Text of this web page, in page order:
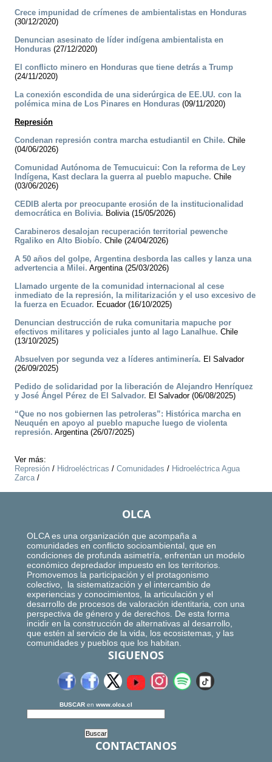
Crece impunidad de crímenes de ambientalistas en Honduras
(30/12/2020)
Denuncian asesinato de líder indígena ambientalista en
Honduras (27/12/2020)
El conflicto minero en Honduras que tiene detrás a Trump
(24/11/2020)
La conexión escondida de una siderúrgica de EE.UU. con la
polémica mina de Los Pinares en Honduras (09/11/2020)
Represión
Condenan represión contra marcha estudiantil en Chile. Chile
(04/06/2026)
Comunidad Autónoma de Temucuicui: Con la reforma de Ley
Indígena, Kast declara la guerra al pueblo mapuche. Chile
(03/06/2026)
CEDIB alerta por preocupante erosión de la institucionalidad
democrática en Bolivia. Bolivia (15/05/2026)
Carabineros desalojan recuperación territorial pewenche
Rgaliko en Alto Biobío. Chile (24/04/2026)
A 50 años del golpe, Argentina desborda las calles y lanza una
advertencia a Milei. Argentina (25/03/2026)
Llamado urgente de la comunidad internacional al cese
inmediato de la represión, la militarización y el uso excesivo de
la fuerza en Ecuador. Ecuador (16/10/2025)
Denuncian destrucción de ruka comunitaria mapuche por
efectivos militares y policiales junto al lago Lanalhue. Chile
(13/10/2025)
Absuelven por segunda vez a líderes antiminería. El Salvador
(26/09/2025)
Pedido de solidaridad por la liberación de Alejandro Henríquez
y José Ángel Pérez de El Salvador. El Salvador (06/08/2025)
“Que no nos gobiernen las petroleras”: Histórica marcha en
Neuquén en apoyo al pueblo mapuche luego de violenta
represión. Argentina (26/07/2025)
Ver más:
Represión / Hidroeléctricas / Comunidades / Hidroeléctrica Agua
Zarca/
OLCA
OLCA es una organización que acompaña a
comunidades en conflicto socioambiental, que en
condiciones de profunda asimetría, enfrentan un modelo
económico depredador impuesto en los territorios.
Promovemos la participación y el protagonismo
colectivo, la sistematización y el intercambio de
experiencias y conocimientos, la articulación y el
desarrollo de procesos de valoración identitaria, con una
perspectiva de género y de derechos. De esta forma
incidir en la construcción de alternativas al desarrollo,
que estén al servicio de la vida, los ecosistemas, y las
comunidades y pueblos que los habitan.
SIGUENOS
BUSCAR en www.olca.cl
CONTACTANOS